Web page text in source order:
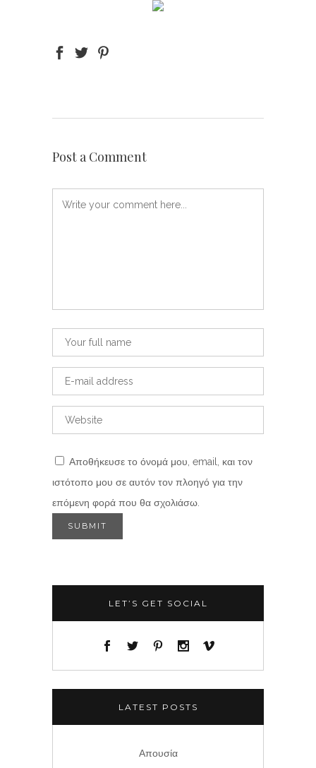
Post a Comment
Αποθήκευσε το όνομά μου, email, και τον
ιστότοπο μου σε αυτόν τον πλοηγό για την
επόμενη φορά που θα σχολιάσω.
LET’S GET SOCIAL
LATEST POSTS
Απουσία